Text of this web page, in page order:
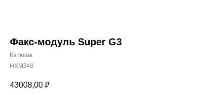
Факс-модуль Super G3
Катюша
HXM348
43008,00 ₽